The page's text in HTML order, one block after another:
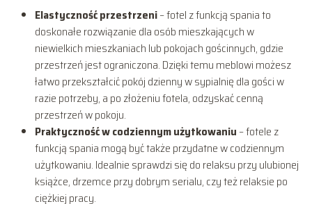
Elastyczność przestrzeni– fotel z funkcją spania to
doskonałe rozwiązanie dla osób mieszkających w
niewielkich mieszkaniach lub pokojach gościnnych, gdzie
przestrzeń jest ograniczona. Dzięki temu meblowi możesz
łatwo przekształcić pokój dzienny w sypialnię dla gości w
razie potrzeby, a po złożeniu fotela, odzyskać cenną
przestrzeń w pokoju.
Praktyczność w codziennym użytkowaniu – fotele z
funkcją spania mogą być także przydatne w codziennym
użytkowaniu. Idealnie sprawdzi się do relaksu przy ulubionej
książce, drzemce przy dobrym serialu, czy też relaksie po
ciężkiej pracy.